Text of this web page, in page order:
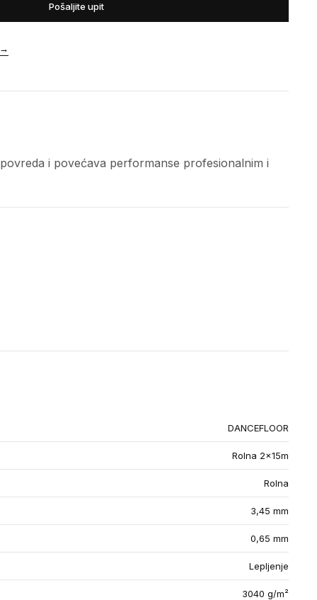
Pošaljite upit
i povećava performanse profesionalnim i
DANCEFLOOR
Rolna 2x15m
Rolna
3,45 mm
0,65 mm
Lepljenje
3040 g/m²